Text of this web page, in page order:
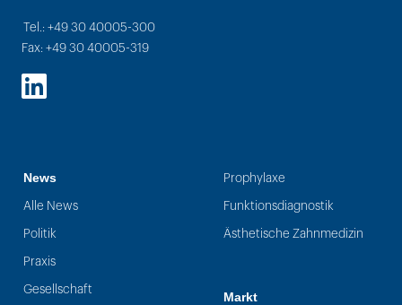
Tel.: +49 30 40005-300
Fax: +49 30 40005-319
LinkedIn
News
Alle News
Politik
Praxis
Gesellschaft
Prophylaxe
Funktionsdiagnostik
Ästhetische Zahnmedizin
Markt